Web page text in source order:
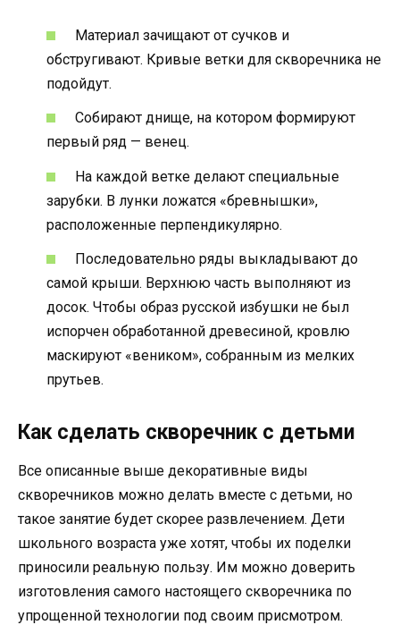
Материал зачищают от сучков и
обстругивают. Кривые ветки для скворечника не
подойдут.
Собирают днище, на котором формируют
первый ряд — венец.
На каждой ветке делают специальные
зарубки. В лунки ложатся «бревнышки»,
расположенные перпендикулярно.
Последовательно ряды выкладывают до
самой крыши. Верхнюю часть выполняют из
досок. Чтобы образ русской избушки не был
испорчен обработанной древесиной, кровлю
маскируют «веником», собранным из мелких
прутьев.
Как сделать скворечник с детьми
Все описанные выше декоративные виды
скворечников можно делать вместе с детьми, но
такое занятие будет скорее развлечением. Дети
школьного возраста уже хотят, чтобы их поделки
приносили реальную пользу. Им можно доверить
изготовления самого настоящего скворечника по
упрощенной технологии под своим присмотром.